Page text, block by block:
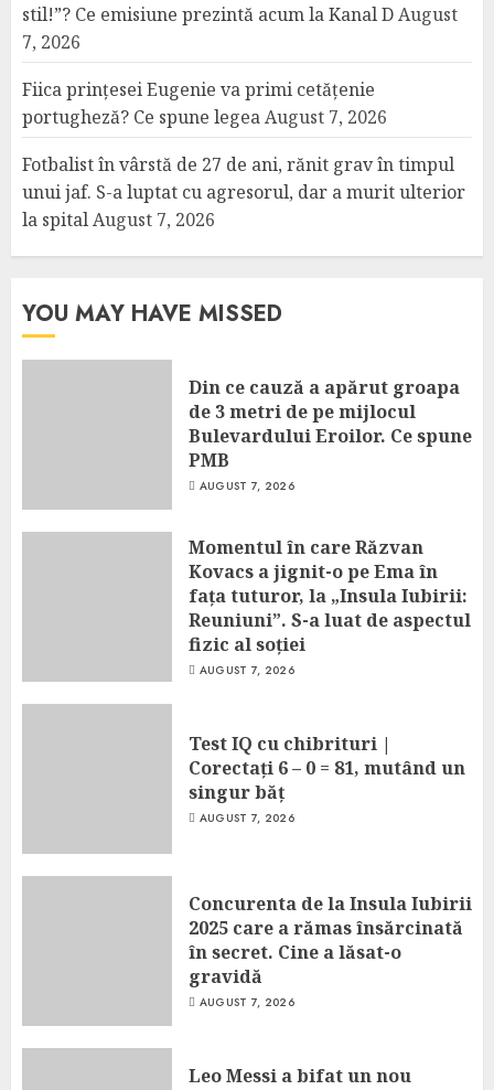
stil!”? Ce emisiune prezintă acum la Kanal DAugust
7, 2026
Fiica prințesei Eugenie va primi cetățenie
portugheză? Ce spune legeaAugust 7, 2026
Fotbalist în vârstă de 27 de ani, rănit grav în timpul
unui jaf. S-a luptat cu agresorul, dar a murit ulterior
la spitalAugust 7, 2026
YOU MAY HAVE MISSED
Din ce cauză a apărut groapa
de 3 metri de pe mijlocul
Bulevardului Eroilor. Ce spune
PMB
AUGUST 7, 2026
Momentul în care Răzvan
Kovacs a jignit-o pe Ema în
fața tuturor, la „Insula Iubirii:
Reuniuni”. S-a luat de aspectul
fizic al soției
AUGUST 7, 2026
Test IQ cu chibrituri |
Corectați 6 – 0 = 81, mutând un
singur băț
AUGUST 7, 2026
Concurenta de la Insula Iubirii
2025 care a rămas însărcinată
în secret. Cine a lăsat-o
gravidă
AUGUST 7, 2026
Leo Messi a bifat un nou